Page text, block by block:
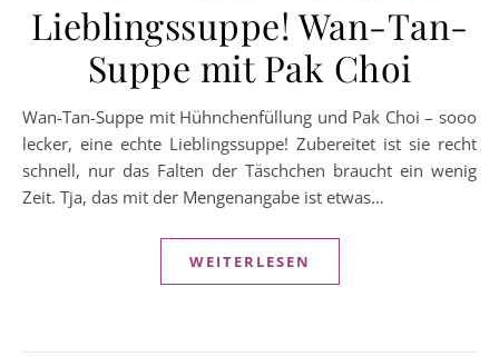
Lieblingssuppe! Wan-Tan-
Suppe mit Pak Choi
Wan-Tan-Suppe mit Hühnchenfüllung und Pak Choi – sooo
lecker, eine echte Lieblingssuppe! Zubereitet ist sie recht
schnell, nur das Falten der Täschchen braucht ein wenig
Zeit. Tja, das mit der Mengenangabe ist etwas…
WEITERLESEN